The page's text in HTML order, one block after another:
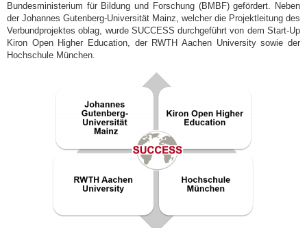
Bundesministerium für Bildung und Forschung (BMBF) gefördert. Neben
der Johannes Gutenberg-Universität Mainz, welcher die Projektleitung des
Verbundprojektes oblag, wurde SUCCESS durchgeführt von dem Start-Up
Kiron Open Higher Education, der RWTH Aachen University sowie der
Hochschule München.